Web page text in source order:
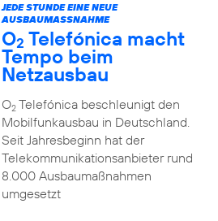
JEDE STUNDE EINE NEUE
AUSBAUMASSNAHME
O2 Telefónica macht
Tempo beim
Netzausbau
O2Telefónica beschleunigt den
Mobilfunkausbau in Deutschland.
Seit Jahresbeginn hat der
Telekommunikationsanbieter rund
8.000 Ausbaumaßnahmen
umgesetzt